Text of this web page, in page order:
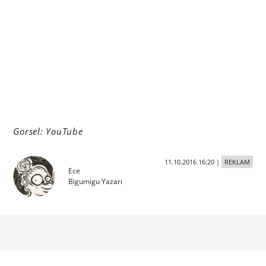
Görsel: YouTube
Ece
Bigumigu Yazarı
11.10.2016 16:20| REKLAM